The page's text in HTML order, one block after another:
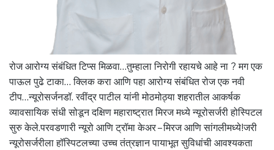
रोज आरोग्य संबंधित टिप्स मिळवा…तुम्हाला निरोगी रहायचे आहे ना ? मग एक
पाऊल पुढे टाका… क्लिक करा आणि पहा आरोग्य संबंधित रोज एक नवी
टीप…न्यूरोसर्जनडॉ. रवींद्र पाटील यांनी मोठमोठ्या शहरातील आकर्षक
व्यावसायिक संधी सोडून दक्षिण महाराष्ट्रात मिरज मध्ये न्यूरोसर्जरी होस्पिटल
सुरु केले.परवडणारी न्यूरो आणि ट्रॉमा केअर – मिरज आणि सांगलीमध्ये!जरी
न्यूरोसर्जरीला हॉस्पिटलच्या उच्च तंत्रज्ञान पायाभूत सुविधांची आवश्यकता